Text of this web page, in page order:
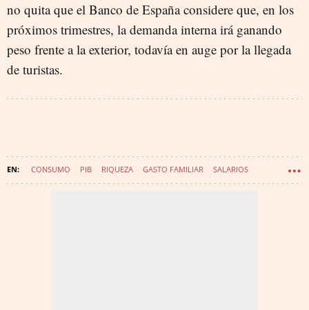
no quita que el Banco de España considere que, en los
próximos trimestres, la demanda interna irá ganando
peso frente a la exterior, todavía en auge por la llegada
de turistas.
CONSUMO PIB RIQUEZA GASTO FAMILIAR SALARIOS